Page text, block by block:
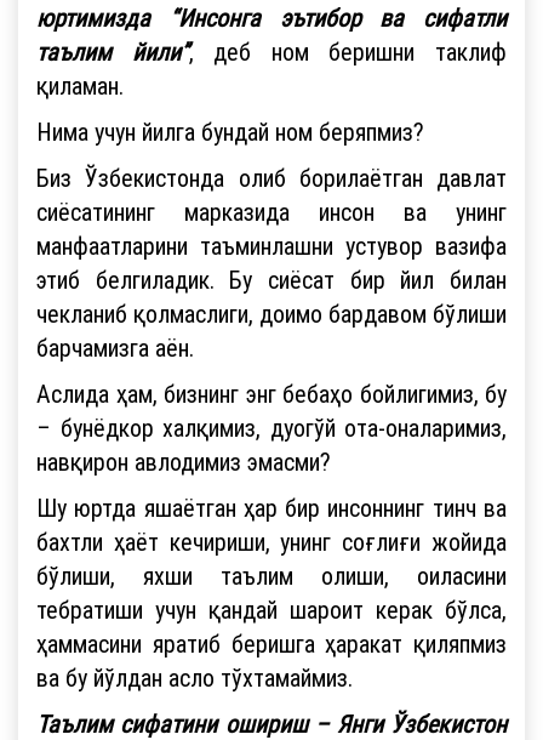
юртимизда “Инсонга эътибор ва сифатли
таълим йили”, деб ном беришни таклиф
қиламан.
Нима учун йилга бундай ном беряпмиз?
Биз Ўзбекистонда олиб борилаётган давлат
сиёсатининг марказида инсон ва унинг
манфаатларини таъминлашни устувор вазифа
этиб белгиладик. Бу сиёсат бир йил билан
чекланиб қолмаслиги, доимо бардавом бўлиши
барчамизга аён.
Аслида ҳам, бизнинг энг бебаҳо бойлигимиз, бу
– бунёдкор халқимиз, дуогўй ота-оналаримиз,
навқирон авлодимиз эмасми?
Шу юртда яшаётган ҳар бир инсоннинг тинч ва
бахтли ҳаёт кечириши, унинг соғлиғи жойида
бўлиши, яхши таълим олиши, оиласини
тебратиши учун қандай шароит керак бўлса,
ҳаммасини яратиб беришга ҳаракат қиляпмиз
ва бу йўлдан асло тўхтамаймиз.
Таълим сифатини ошириш – Янги Ўзбекистон